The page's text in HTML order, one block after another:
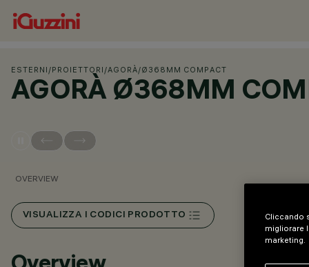
ESTERNI /PROIETTORI /AGORÀ/Ø368MM COMPACT
AGORÀ Ø368MM
OVERVIEW
VISUALIZZA I CODICI PRODOTTO
Cliccando
migliorare
marketing.